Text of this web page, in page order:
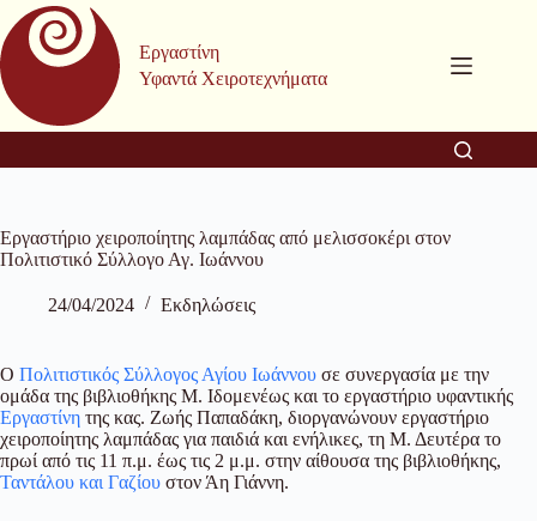
Μετάβαση
στο
περιεχόμενο
Εργαστίνη
Υφαντά Χειροτεχνήματα
Εργαστήριο χειροποίητης λαμπάδας από μελισσοκέρι στον
Πολιτιστικό Σύλλογο Αγ. Ιωάννου
24/04/2024 Εκδηλώσεις
Ο Πολιτιστικός Σύλλογος Αγίου Ιωάννου σε συνεργασία με την
ομάδα της βιβλιοθήκης Μ. Ιδομενέως και το εργαστήριο υφαντικής
Εργαστίνη της κας. Ζωής Παπαδάκη, διοργανώνουν εργαστήριο
χειροποίητης λαμπάδας για παιδιά και ενήλικες, τη Μ. Δευτέρα το
πρωί από τις 11 π.μ. έως τις 2 μ.μ. στην αίθουσα της βιβλιοθήκης,
Ταντάλου και Γαζίου στον Άη Γιάννη.